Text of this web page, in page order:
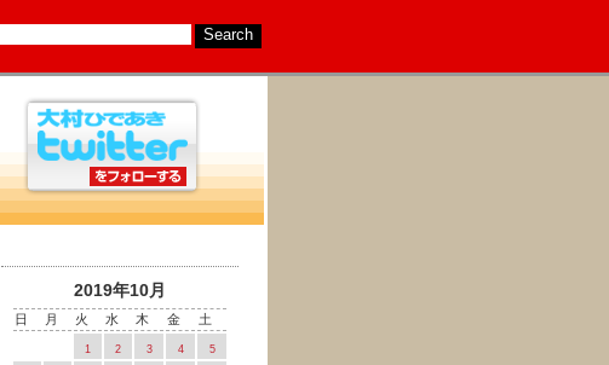
2019年10月
日 月 火 水 木 金 土
1 2 3 4 5